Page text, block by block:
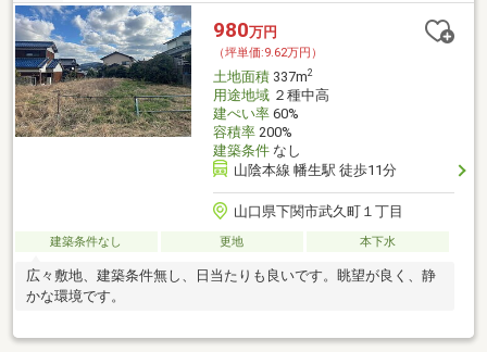
980万円
（坪単価:9.62万円）
土地面積337m2
用途地域２種中高
建ぺい率60%
容積率200%
建築条件なし
山陰本線 幡生駅 徒歩11分
山口県下関市武久町１丁目
建築条件なし 更地 本下水
広々敷地、建築条件無し、日当たりも良いです。眺望が良く、静
かな環境です。